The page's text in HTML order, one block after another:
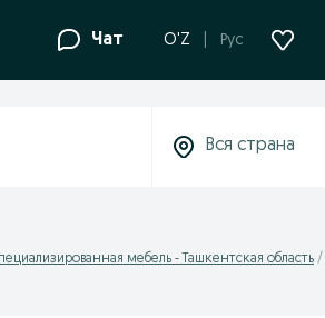
Чат O'Z Рус
мебель - Ташкентская область